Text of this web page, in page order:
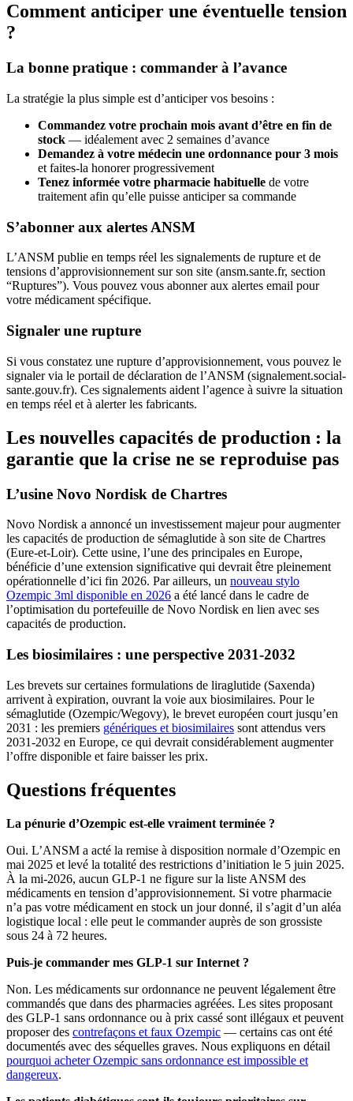
Comment anticiper une éventuelle tension
?
La bonne pratique : commander à l’avance
La stratégie la plus simple est d’anticiper vos besoins :
Commandez votre prochain mois avant d’être en fin de
stock — idéalement avec 2 semaines d’avance
Demandez à votre médecin une ordonnance pour 3 mois
et faites-la honorer progressivement
Tenez informée votre pharmacie habituelle de votre
traitement afin qu’elle puisse anticiper sa commande
S’abonner aux alertes ANSM
L’ANSM publie en temps réel les signalements de rupture et de
tensions d’approvisionnement sur son site (ansm.sante.fr, section
“Ruptures”). Vous pouvez vous abonner aux alertes email pour
votre médicament spécifique.
Signaler une rupture
Si vous constatez une rupture d’approvisionnement, vous pouvez le
signaler via le portail de déclaration de l’ANSM (signalement.social-
sante.gouv.fr). Ces signalements aident l’agence à suivre la situation
en temps réel et à alerter les fabricants.
Les nouvelles capacités de production : la
garantie que la crise ne se reproduise pas
L’usine Novo Nordisk de Chartres
Novo Nordisk a annoncé un investissement majeur pour augmenter
les capacités de production de sémaglutide à son site de Chartres
(Eure-et-Loir). Cette usine, l’une des principales en Europe,
bénéficie d’une extension significative qui devrait être pleinement
opérationnelle d’ici fin 2026. Par ailleurs, un nouveau stylo
Ozempic 3ml disponible en 2026 a été lancé dans le cadre de
l’optimisation du portefeuille de Novo Nordisk en lien avec ses
capacités de production.
Les biosimilaires : une perspective 2031-2032
Les brevets sur certaines formulations de liraglutide (Saxenda)
arrivent à expiration, ouvrant la voie aux biosimilaires. Pour le
sémaglutide (Ozempic/Wegovy), le brevet européen court jusqu’en
2031 : les premiers génériques et biosimilaires sont attendus vers
2031-2032 en Europe, ce qui devrait considérablement augmenter
l’offre disponible et faire baisser les prix.
Questions fréquentes
La pénurie d’Ozempic est-elle vraiment terminée ?
Oui. L’ANSM a acté la remise à disposition normale d’Ozempic en
mai 2025 et levé la totalité des restrictions d’initiation le 5 juin 2025.
À la mi-2026, aucun GLP-1 ne figure sur la liste ANSM des
médicaments en tension d’approvisionnement. Si votre pharmacie
n’a pas votre médicament en stock un jour donné, il s’agit d’un aléa
logistique local : elle peut le commander auprès de son grossiste
sous 24 à 72 heures.
Puis-je commander mes GLP-1 sur Internet ?
Non. Les médicaments sur ordonnance ne peuvent légalement être
commandés que dans des pharmacies agréées. Les sites proposant
des GLP-1 sans ordonnance ou à prix cassé sont illégaux et peuvent
proposer des contrefaçons et faux Ozempic — certains cas ont été
documentés avec des séquelles graves. Nous expliquons en détail
pourquoi acheter Ozempic sans ordonnance est impossible et
dangereux.